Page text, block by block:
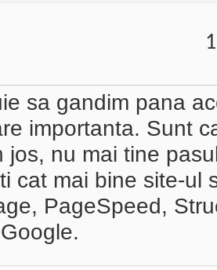
sa gandim pana
importanta. Sunt
jos, nu mai tine
cat mai bine site-ul
PageSpeed,